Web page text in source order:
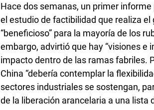
Hace dos semanas, un primer
el estudio de factibilidad que realiza
“beneficioso” para la mayoría de los
embargo, advirtió que hay “visiones e
impacto dentro de las ramas fabriles.
China “debería contemplar la
sectores industriales se sostengan,
de la liberación arancelaria a una lista